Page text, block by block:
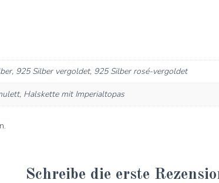
925 Silber vergoldet, 925 Silber rosé-vergoldet
Halskette mit Imperialtopas
Schreibe die erste